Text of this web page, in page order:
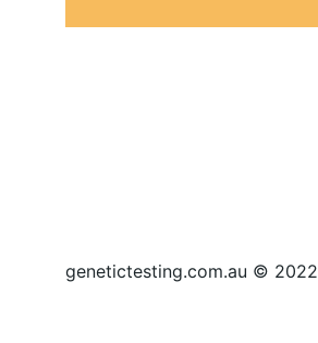
genetictesting.com.au © 2022